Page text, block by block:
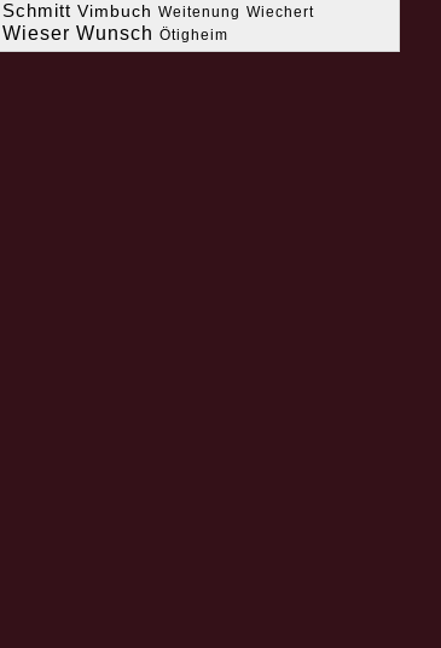
Schmitt Vimbuch Weitenung Wiechert
Wieser Wunsch Ötigheim